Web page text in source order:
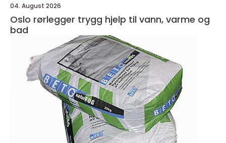
04. August 2026
Oslo rørlegger trygg hjelp til vann, varme og
bad